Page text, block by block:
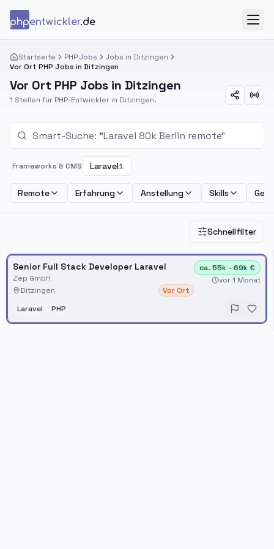
phpentwickler.de
Startseite PHP Jobs
Jobs in Ditzingen
Vor Ort PHP Jobs in Ditzingen
Vor Ort PHP Jobs in Ditzingen
1 Stellen für PHP-Entwickler in Ditzingen.
Frameworks & CMS Laravel1
Remote Erfahrung Anstellung Skills
Schnellfilter
Senior Full Stack Developer Laravel
Zep GmbH
Ditzingen
Vor Ort
ca. 55k - 69k €
vor 1 Monat
Laravel PHP